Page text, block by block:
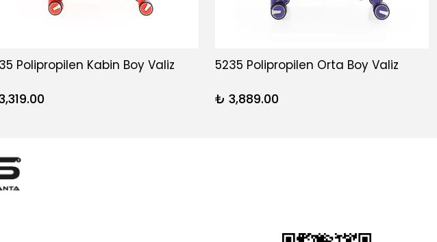
Polipropilen Kabin Boy Valiz 5235 Polipropilen Orta Boy Valiz
₺ 3,889.00